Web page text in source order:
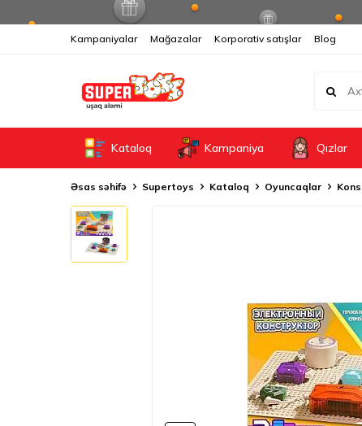
Kampaniyalar Mağazalar Korporativ satışlar Blog
Kataloq Kampaniya Qızlar
Əsas səhifə Supertoys Kataloq Oyuncaqlar